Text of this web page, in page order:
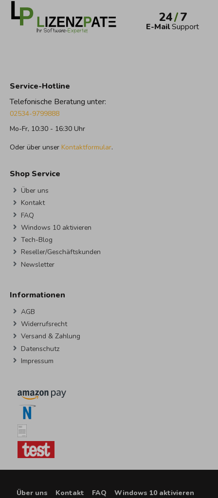
24/7
E-MailSupport
Service-Hotline
Telefonische Beratung unter:
02534-9799888
Mo-Fr, 10:30 - 16:30 Uhr
Oder über unser Kontaktformular.
Shop Service
Über uns
Kontakt
FAQ
Windows 10 aktivieren
Tech-Blog
Reseller/Geschäftskunden
Newsletter
Informationen
AGB
Widerrufsrecht
Versand & Zahlung
Datenschutz
Impressum
Über uns Kontakt FAQ Windows 10 aktivieren